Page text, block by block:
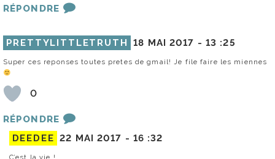
RÉPONDRE
PRETTYLITTLETRUTH 18 MAI 2017 - 13 :25
Super ces reponses toutes pretes de gmail! Je file faire les miennes
0
RÉPONDRE
DEEDEE 22 MAI 2017 - 16 :32